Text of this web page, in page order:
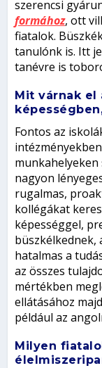
szerencsi
formához, ott
fiatalok.
tanulónk is. Itt
tanévre is
Mit várnak el
Fontos az
nagyon
rugalmas,
kollégákat
képességgel,
büszkélkednek,
hatalmas a
az összes
mértékben
ellátásához
például az
Milyen